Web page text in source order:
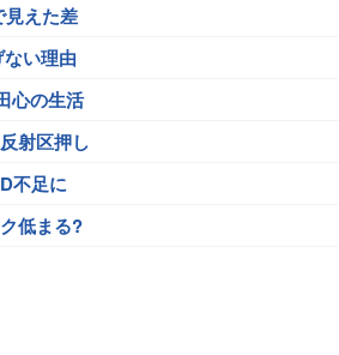
見えた差
い理由
心の生活
射区押し
不足に
低まる?